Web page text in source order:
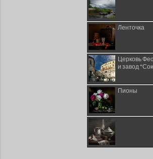
Ленточка
Церковь
и завод
Пионы